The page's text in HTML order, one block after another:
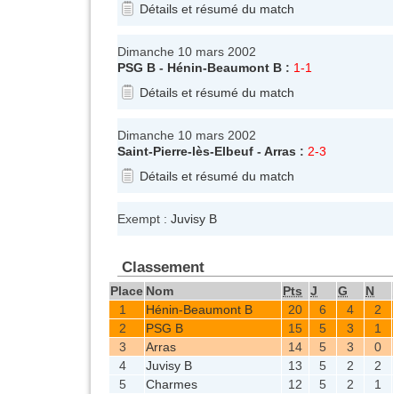
Détails et résumé du match
Dimanche 10 mars 2002
PSG B - Hénin-Beaumont B : 1-1
Détails et résumé du match
Dimanche 10 mars 2002
Saint-Pierre-lès-Elbeuf - Arras : 2-3
Détails et résumé du match
Exempt : Juvisy B
Classement
Place Nom Pts J G N
1
Hénin-Beaumont B 20 6 4 2
2
PSG B 15 5 3 1
3
Arras 14 5 3 0
4
Juvisy B 13 5 2 2
5
Charmes 12 5 2 1